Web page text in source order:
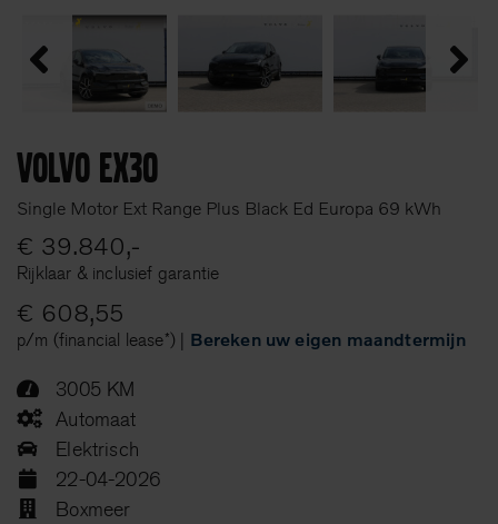
Volvo EX30
Single Motor Ext Range Plus Black Ed Europa 69 kWh
€ 39.840,-
Rijklaar & inclusief garantie
€ 608,55
p/m (financial lease*) | Bereken uw eigen maandtermijn
3005 KM
Automaat
Elektrisch
22-04-2026
Boxmeer